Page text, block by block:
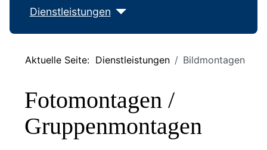
Dienstleistungen
Aktuelle Seite: Dienstleistungen Bildmontagen
Fotomontagen /
Gruppenmontagen